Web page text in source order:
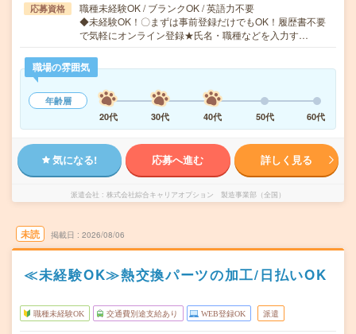
応募資格
職種未経験OK / ブランクOK / 英語力不要
◆未経験OK！〇まずは事前登録だけでもOK！履歴書不要
で気軽にオンライン登録★氏名・職種などを入力す…
職場の雰囲気
年齢層
20代
30代 40代 50代 60代
気になる! 応募へ進む 詳しく見る
派遣会社 株式会社綜合キャリアオプション 製造事業部（全国）
未読 掲載日 2026/08/06
≪未経験OK≫熱交換パーツの加工/日払いOK
職種未経験OK 交通費別途支給あり WEB登録OK 派遣